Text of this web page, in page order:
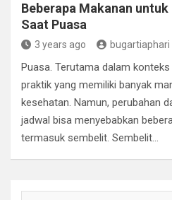
Beberapa Makanan
Saat Puasa
3 years ago bugartiaphari
Puasa. Terutama dalam
praktik yang memiliki banyak
kesehatan. Namun, perubahan
jadwal bisa menyebabkan
termasuk sembelit. Sembelit…